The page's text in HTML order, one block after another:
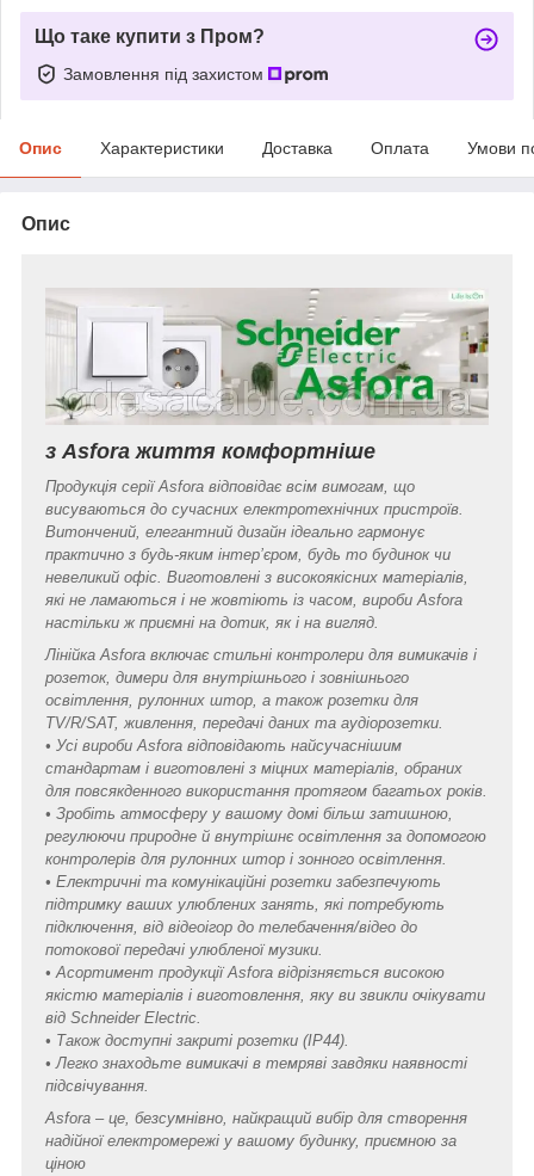
Що таке купити з Пром?
Замовлення під захистом
Опис Характеристики Доставка Оплата Умови
Опис
з Asfora життя комфортніше
Продукція серії Asfora відповідає всім вимогам, що
висуваються до сучасних електротехнічних пристроїв.
Витончений, елегантний дизайн ідеально гармонує
практично з будь-яким інтер’єром, будь то будинок чи
невеликий офіс. Виготовлені з високоякісних матеріалів,
які не ламаються і не жовтіють із часом, вироби Asfora
настільки ж приємні на дотик, як і на вигляд.
Лінійка Asfora включає стильні контролери для вимикачів і
розеток, димери для внутрішнього і зовнішнього
освітлення, рулонних штор, а також розетки для
TV/R/SAT, живлення, передачі даних та аудіорозетки.
• Усі вироби Asfora відповідають найсучаснішим
стандартам і виготовлені з міцних матеріалів, обраних
для повсякденного використання протягом багатьох років.
• Зробіть атмосферу у вашому домі більш затишною,
регулюючи природне й внутрішнє освітлення за допомогою
контролерів для рулонних штор і зонного освітлення.
• Електричні та комунікаційні розетки забезпечують
підтримку ваших улюблених занять, які потребують
підключення, від відеоігор до телебачення/відео до
потокової передачі улюбленої музики.
• Асортимент продукції Asfora відрізняється високою
якістю матеріалів і виготовлення, яку ви звикли очікувати
від Schneider Electric.
• Також доступні закриті розетки (IP44).
• Легко знаходьте вимикачі в темряві завдяки наявності
підсвічування.
Asfora – це, безсумнівно, найкращий вибір для створення
надійної електромережі у вашому будинку, приємною за
ціною